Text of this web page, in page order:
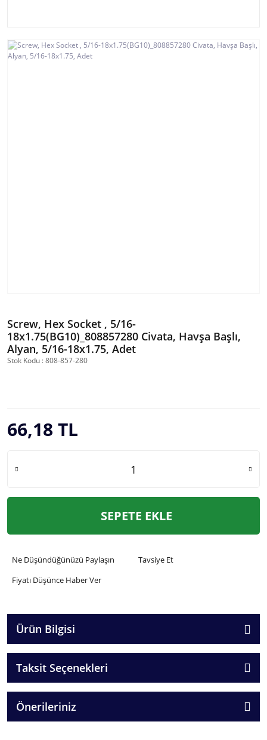
Screw, Hex Socket , 5/16-
18x1.75(BG10)_808857280 Civata, Havşa Başlı,
Alyan, 5/16-18x1.75, Adet
Stok Kodu : 808-857-280
66,18 TL
SEPETE EKLE
Ne Düşündüğünüzü Paylaşın
Tavsiye Et
Fiyatı Düşünce Haber Ver
Ürün Bilgisi
Taksit Seçenekleri
Önerileriniz